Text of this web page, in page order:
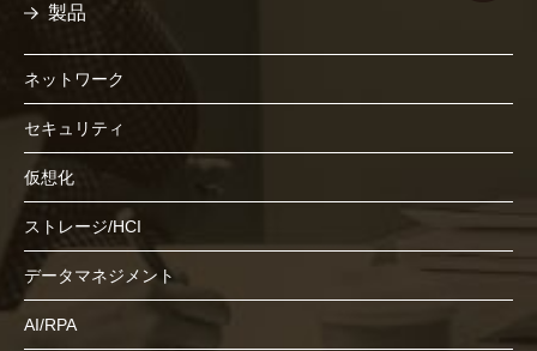
製品
ネットワーク
セキュリティ
仮想化
ストレージ/HCI
データマネジメント
AI/RPA